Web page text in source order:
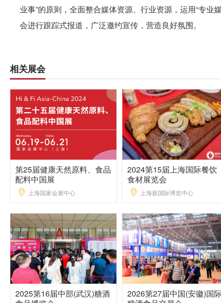
业事”的原则，全面整合媒体资源、行业资源，运用“专
会进行跟踪式报道，广泛邀约宣传，营造良好氛围。
相关展会
第25届健康天然原料、食品
配料中国展
上海国家会展中心
2024第15届上海国际餐饮
食材展览会
上海新国际博览中心
2025第16届中部(武汉)糖酒
2026第27届中国(安徽)国